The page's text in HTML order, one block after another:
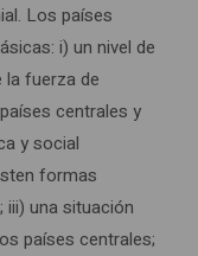
Los países
i) un nivel de
la fuerza de
centrales y
y social
formas
una situación
países centrales;